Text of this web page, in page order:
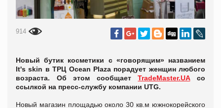
914
Новый бутик косметики с «говорящим» названием
It's skin в ТРЦ Ocean Plaza порадует женщин любого
возраста. Об этом сообщаетTradeMaster.UAсо
ссылкой на пресс-службу компании UTG.
Новый магазин площадью около 30 кв.м южнокорейского